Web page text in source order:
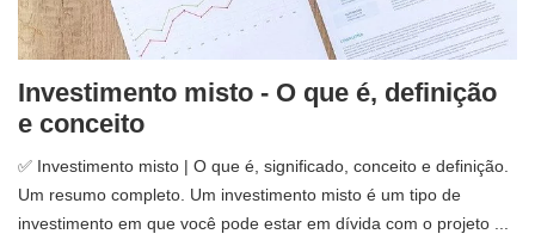
Investimento misto - O que é, definição
e conceito
✅ Investimento misto | O que é, significado, conceito e definição.
Um resumo completo. Um investimento misto é um tipo de
investimento em que você pode estar em dívida com o projeto ...